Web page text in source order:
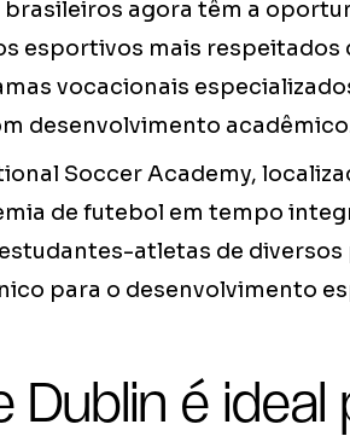
agora têm a
esportivos mais respeitados
vocacionais
desenvolvimento
Soccer Academy,
de futebol em tempo
atletas de
para o desenvolvimento
Dublin é